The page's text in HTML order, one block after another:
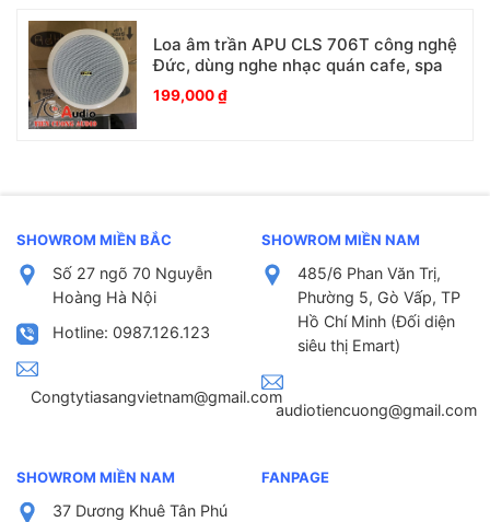
Loa âm trần APU CLS 706T công nghệ
Đức, dùng nghe nhạc quán cafe, spa
199,000₫
SHOWROM MIỀN BẮC
Số 27 ngõ 70 Nguyễn
Hoàng Hà Nội
Hotline: 0987.126.123
Congtytiasangvietnam@gmail.com
SHOWROM MIỀN NAM
485/6 Phan Văn Trị,
Phường 5, Gò Vấp, TP
Hồ Chí Minh (Đối diện
siêu thị Emart)
audiotiencuong@gmail.com
SHOWROM MIỀN NAM
37 Dương Khuê Tân Phú
FANPAGE